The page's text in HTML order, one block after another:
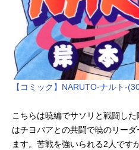
【コミック】NARUTO-ナルト-
こちらは暁編でサソリと戦闘し
はチヨバアとの共闘で暁のリー
ます。苦戦を強いられる2人です